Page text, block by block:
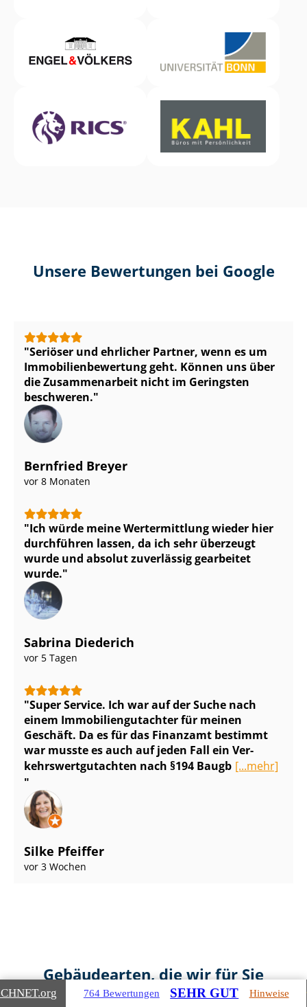
Unsere Bewertungen bei Google
Seriöser und ehrlicher Partner, wenn es um
Im­mo­bi­li­en­be­wer­tung geht. Können uns über
die Zusammenarbeit nicht im Geringsten
beschweren.
Bernfried Breyer
vor 8 Monaten
Ich würde meine Wertermittlung wieder hier
durchführen lassen, da ich sehr überzeugt
wurde und absolut zuverlässig gearbeitet
wurde.
Sabrina Diederich
vor 5 Tagen
Super Service. Ich war auf der Suche nach
einem Im­mo­bi­li­en­gut­ach­ter für meinen
Geschäft. Da es für das Finanzamt bestimmt
war musste es auch auf jeden Fall ein Ver­
kehrs­wert­gut­ach­ten nach §194 Baugb [...mehr]
Silke Pfeiffer
vor 3 Wochen
Gebäudearten, die wir für Sie
bewerten
.org 764 Bewertungen SEHR GUT Hinweise